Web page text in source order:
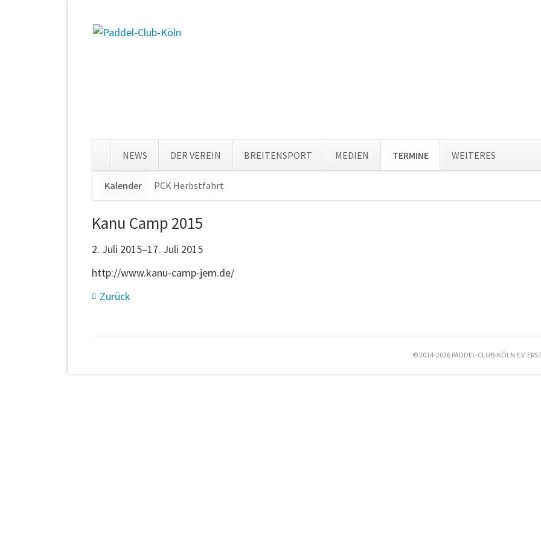
NEWS DER VEREIN BREITENSPORT MEDIEN TERMINE WEITERES
überspringen
Kalender PCK Herbstfahrt
Kanu Camp 2015
2. Juli 2015–17. Juli 2015
http://www.kanu-camp-jem.de/
Zurück
© 2014-2026 PADDEL-CLUB-KÖLN E.V.